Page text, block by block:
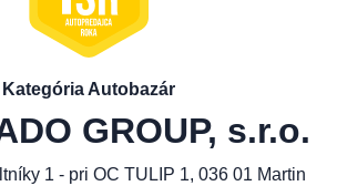
Kategória Autobazár
GROUP, s.r.o.
1 - pri OC TULIP 1, 036 01 Martin